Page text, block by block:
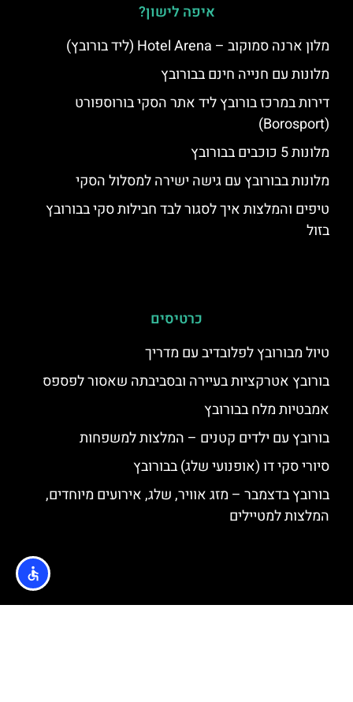
איפה לישון?
מלון ארנה סמוקוב – Hotel Arena (ליד בורובץ)
מלונות עם חנייה חינם בבורובץ
דירות במרכז בורובץ ליד אתר הסקי בורוספורט
(Borosport)
מלונות 5 כוכבים בבורובץ
מלונות בבורובץ עם גישה ישירה למסלול הסקי
טיפים והמלצות איך לסגור לבד חבילות סקי בבורובץ
בזול
כרטיסים
טיול מבורובץ לפלובדיב עם מדריך
בורובץ אטרקציות בעיירה ובסביבתה שאסור לפספס
אמבטיות מלח בבורובץ
בורובץ עם ילדים קטנים – המלצות למשפחות
סיורי סקי דו (אופנועי שלג) בבורובץ
בורובץ בדצמבר – מזג אוויר, שלג, אירועים מיוחדים,
המלצות למטיילים